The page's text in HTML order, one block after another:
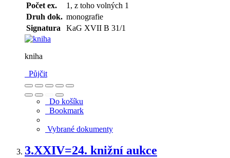
Počet ex.
1, z toho volných 1
Druh dok. monografie
Signatura
KaG XVII B 31/1
kniha
Půjčit
Do košíku
Bookmark
Vybrané dokumenty
3.XXIV=24. knižní aukce